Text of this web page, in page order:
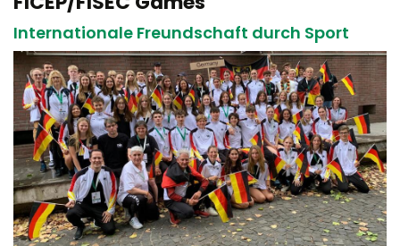
Internationale Freundschaft durch Sport
DJK-Bundesmeisterschaften
DJK Bundessportfest
DJK-Bundeswinterspiele
FICEP /FISEC Games
FF-Games 2026
FF-Games 2025
Unsere Sportler*innen